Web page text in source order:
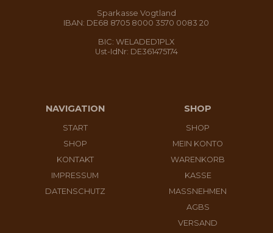
Sparkasse Vogtland
IBAN: DE68 8705 8000 3570 0083 20
BIC: WELADED1PLX
Ust-IdNr: DE361475174
NAVIGATION
START
SHOP
KONTAKT
IMPRESSUM
DATENSCHUTZ
SHOP
SHOP
MEIN KONTO
WARENKORB
KASSE
MASSNEHMEN
AGBS
VERSAND